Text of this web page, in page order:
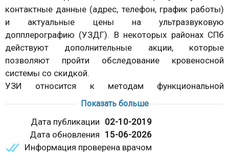
контактные данные (адрес, телефон, график работы)
и актуальные цены на ультразвуковую
допплерографию (УЗДГ). В некоторых районах СПб
действуют дополнительные акции, которые
позволяют пройти обследование кровеносной
системы со скидкой.
УЗИ относится к методам функциональной
диагностики. С помощью ультразвукового
состоянии внутренних органов без использования
травматичных манипуляций.
Для сканирования сосудов головы, шеи применяют
Показать больше
Дата публикации 02-10-2019
Дата обновления 15-06-2026
Информация проверена врачом